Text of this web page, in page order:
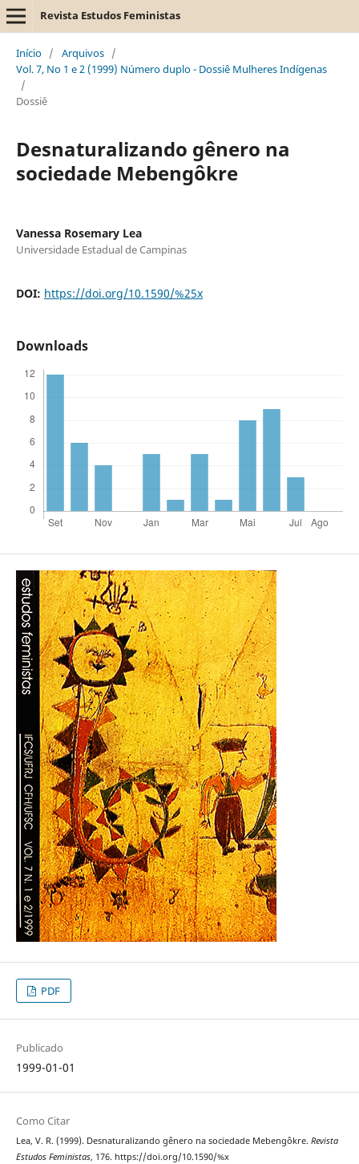
Revista Estudos Feministas
Início / Arquivos /
Vol. 7, No 1 e 2 (1999) Número duplo - Dossiê Mulheres Indígenas
/
Dossiê
Desnaturalizando gênero na
sociedade Mebengôkre
Vanessa Rosemary Lea
Universidade Estadual de Campinas
DOI: https://doi.org/10.1590/%25x
Downloads
PDF
Publicado
1999-01-01
Como Citar
Lea, V. R. (1999). Desnaturalizando gênero na sociedade Mebengôkre. Revista
Estudos Feministas, 176. https://doi.org/10.1590/%x